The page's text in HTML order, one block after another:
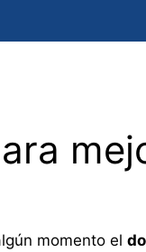
momento el